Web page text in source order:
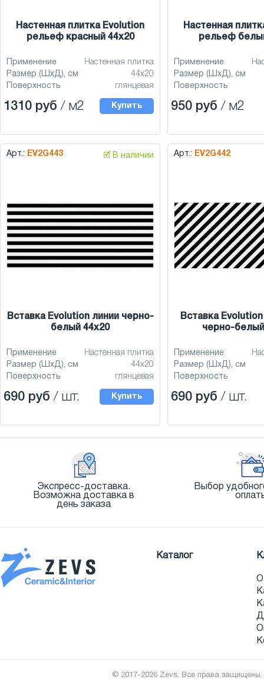
Настенная плитка Evolution
рельеф красный 44x20
Применение
Настенная плитка
Размер (ШхД), см
44x20
Поверхность
глянцевая
1310 руб / м2 Купить
Настенная
рельеф
Применение
Размер (ШхД), см
Поверхность
950 руб / м2
Арт.: EV2G443 🗹 В наличии
Вставка Evolution линии черно-
белый 44x20
Применение
Настенная плитка
Размер (ШхД), см
44x20
Поверхность
глянцевая
690 руб / шт. Купить
Арт.: EV2G442
Вставка
черно-
Применение
Размер (ШхД), см
Поверхность
690 руб / шт.
Экспресс-доставка.
Возможна доставка в
день заказа
Выбор
Каталог
О
© 2017-2026 Zevs. Все права